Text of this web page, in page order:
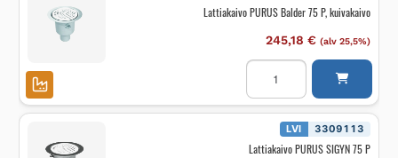
Lattiakaivo PURUS Balder 75 P, kuivakaivo
245,18 € (alv 25,5%)
Lattiakaivo
PURUS
75
P,
kuivakaivo
määrä
LVI 3309113
Lattiakaivo PURUS SIGYN 75 P